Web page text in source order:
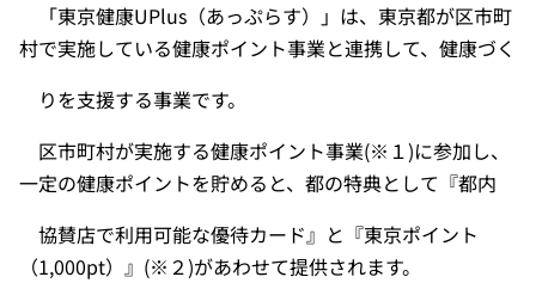
「東京健康UPlus （あっぷらす）」は、東京都が区市町
村で実施している健康ポイント事業と連携して、健康づく
りを支援する事業です。
区市町村が実施する健康ポイント事業(※１)に参加し、
一定の健康ポイントを貯めると、都の特典として『都内
協賛店で利用可能な優待カード』と『東京ポイント
（1,000pt）』(※２)があわせて提供されます。